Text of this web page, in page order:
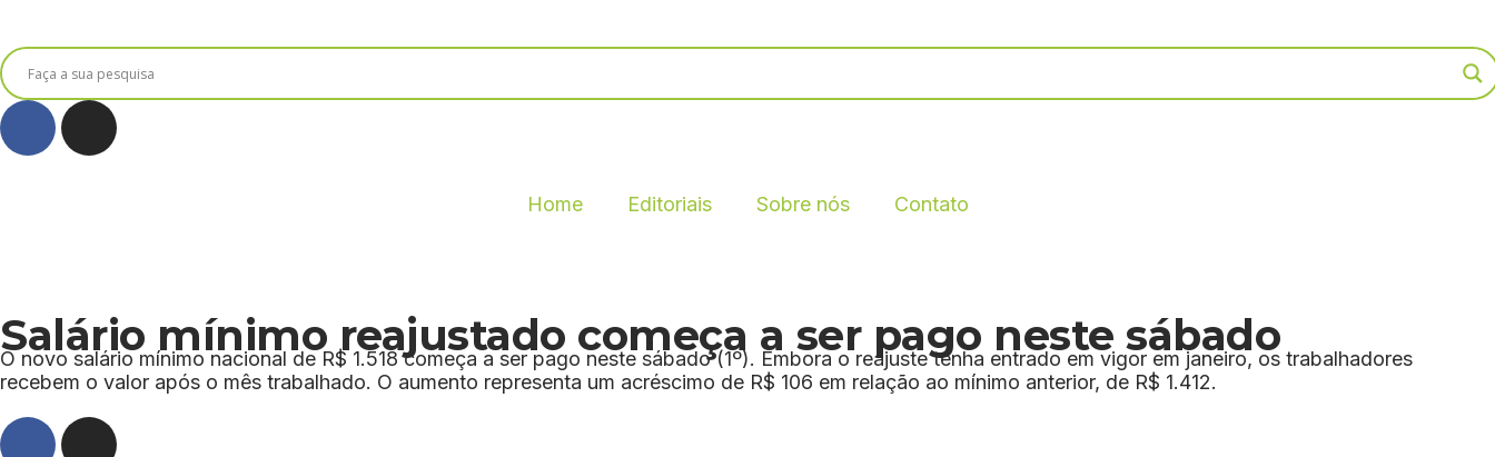
Home Editoriais Sobre nós Contato
Salário mínimo reajustado começa a ser pago neste sábado
O novo salário mínimo nacional de R$ 1.518 começa a ser pago neste sábado (1º). Embora o reajuste tenha entrado em vigor em janeiro, os trabalhadores
recebem o valor após o mês trabalhado. O aumento representa um acréscimo de R$ 106 em relação ao mínimo anterior, de R$ 1.412.